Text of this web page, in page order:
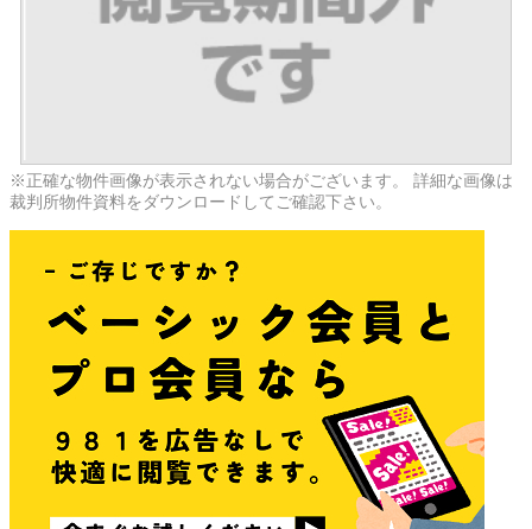
※正確な物件画像が表示されない場合がございます。 詳細な画像は
裁判所物件資料をダウンロードしてご確認下さい。